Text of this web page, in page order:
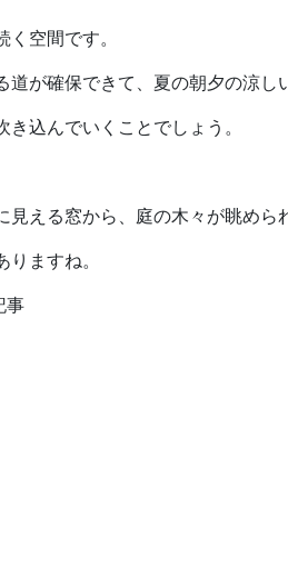
空間です。
が確保できて、夏の朝夕の涼し
込んでいくことでしょう。
える窓から、庭の木々が眺めら
ますね。
事